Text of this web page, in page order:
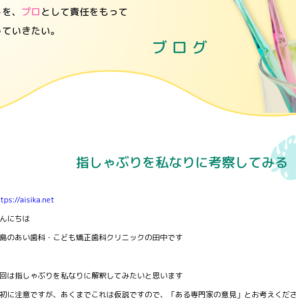
を、 プロ として責任をもって
いきたい。
ブログ
指しゃぶりを私なりに考察してみる
aisika.net
にちは
のあい歯科・こども矯正歯科クリニックの田中です
は指しゃぶりを私なりに解釈してみたいと思います
に注意ですが、あくまでこれは仮説ですので、「ある専門家の意見」とお考えくだ